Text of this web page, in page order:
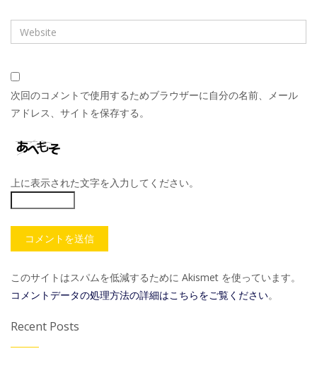
次回のコメントで使用するためブラウザーに自分の名前、メール
アドレス、サイトを保存する。
上に表示された文字を入力してください。
このサイトはスパムを低減するために Akismet を使っています。
コメントデータの処理方法の詳細はこちらをご覧ください。
Recent Posts